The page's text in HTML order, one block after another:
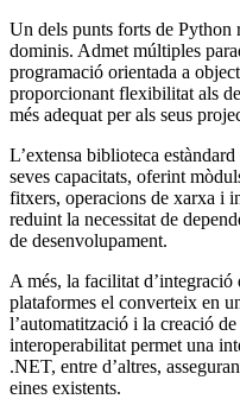
Un dels punts forts de Python
dominis. Admet múltiples
programació orientada a
proporcionant flexibilitat als
més adequat per als seus
L’extensa biblioteca
seves capacitats, oferint
fitxers, operacions de xarxa i
reduint la necessitat de
de desenvolupament.
A més, la facilitat
plataformes el converteix en
l’automatització i la creació
interoperabilitat permet una
.NET, entre d’altres,
eines existents.